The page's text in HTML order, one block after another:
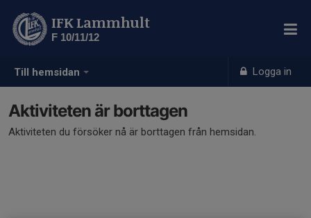
Till hemsidan Logga in
IFK Lammhult
F 10/11/12
Aktiviteten är borttagen
Aktiviteten du försöker nå är borttagen från hemsidan.